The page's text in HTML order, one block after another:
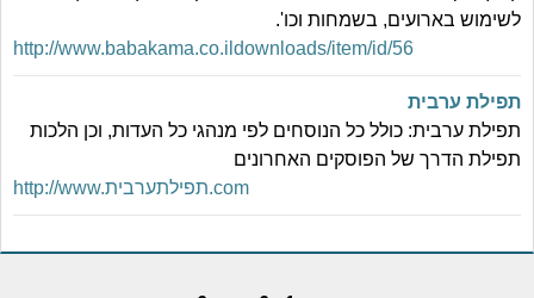
לשימוש בארועים, בשמחות וכו'.
http://www.babakama.co.ildownloads/item/id/56
תפילת ערבית
תפילת ערבית: כולל כל הנוסחים לפי מנהגי כל העדות, וכן הלכות
תפילת הדרך של הפוסקים האחרונים
http://www.תפילתערבית.com